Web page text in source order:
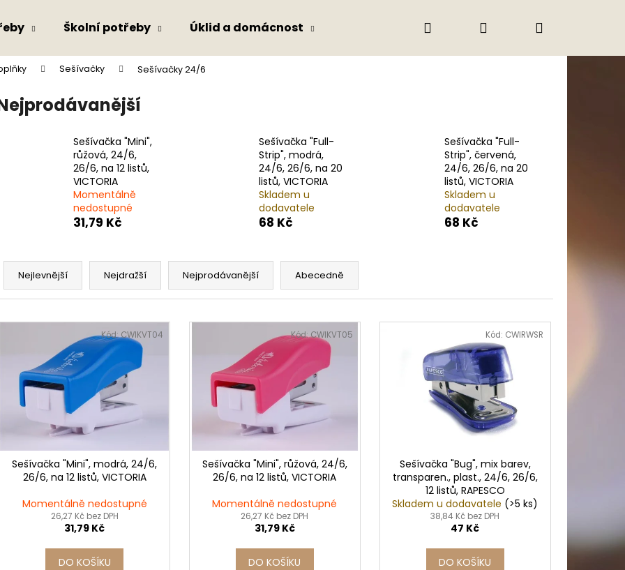
Školní potřeby Úklid a domácnost Obchodní podmínky
Přihlášení
Sešívačky Sešívačky 24/6
Sešívačka "Mini",
růžová, 24/6,
26/6, na 12 listů,
VICTORIA
Momentálně
nedostupné
31,79 Kč
Sešívačka "Full-
Strip", modrá,
24/6, 26/6, na 20
listů, VICTORIA
Skladem u
dodavatele
68 Kč
Sešívačka "Full-
Strip", červená,
24/6, 26/6, na 20
listů, VICTORIA
Skladem u
dodavatele
68 Kč
Ř
u
k
Nejlevnější Nejdražší Nejprodávanější Abecedně
p
o
Sešívačka "Mini", modrá, 24/6,
26/6, na 12 listů, VICTORIA
Momentálně nedostupné
26,27 Kč bez DPH
31,79 Kč
DO KOŠÍKU
Kód:CWIKVT04
Sešívačka "Mini", růžová, 24/6,
26/6, na 12 listů, VICTORIA
Momentálně nedostupné
26,27 Kč bez DPH
31,79 Kč
DO KOŠÍKU
Kód:CWIKVT05
Sešívačka "Bug", mix barev,
transparen., plast., 24/6, 26/6,
12 listů, RAPESCO
Skladem u dodavatele (>5 ks)
38,84 Kč bez DPH
47 Kč
DO KOŠÍKU
Kód: CWIRWSR
Co potřebujete najít?
Doporučujeme
DĚTSKÝCH BAREV KIDS ART ARTISTS,
240 KS
99 Kč